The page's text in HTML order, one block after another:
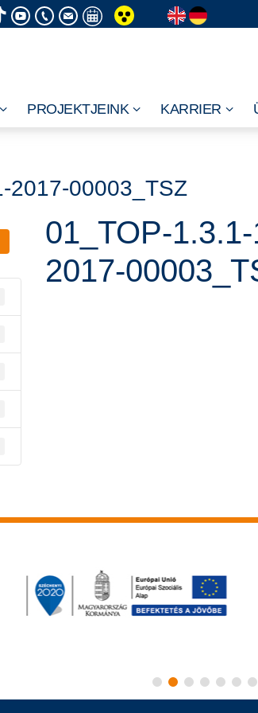
PROJEKTJEINK KARRIER
2017-00003_TSZ
01_TOP-
2017-